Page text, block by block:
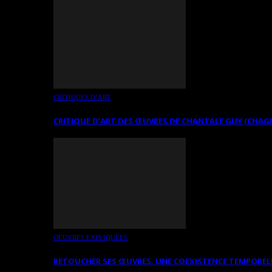
CRITIQUES D’ART
CRITIQUE D’ART DES ŒUVRES DE CHANTALE GUY
OEUVRES EXPLIQUÉES
RETOUCHER SES ŒUVRES. UNE COEXISTENCE